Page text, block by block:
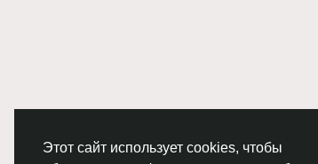
Этот сайт использует cookies, чтобы